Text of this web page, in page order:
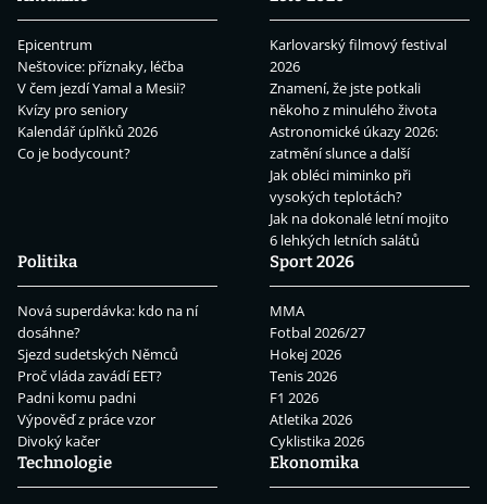
Epicentrum
Neštovice: příznaky, léčba
V čem jezdí Yamal a Mesii?
Kvízy pro seniory
Kalendář úplňků 2026
Co je bodycount?
Karlovarský filmový festival
2026
Znamení, že jste potkali
někoho z minulého života
Astronomické úkazy 2026:
zatmění slunce a další
Jak obléci miminko při
vysokých teplotách?
Jak na dokonalé letní mojito
6 lehkých letních salátů
Politika
Nová superdávka: kdo na ní
dosáhne?
Sjezd sudetských Němců
Proč vláda zavádí EET?
Padni komu padni
Výpověď z práce vzor
Divoký kačer
Sport 2026
MMA
Fotbal 2026/27
Hokej 2026
Tenis 2026
F1 2026
Atletika 2026
Cyklistika 2026
Technologie
Ekonomika